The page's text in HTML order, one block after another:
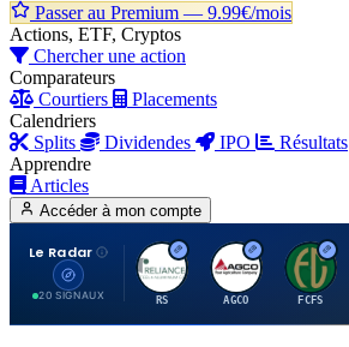
Passer au Premium — 9.99€/mois
Actions, ETF, Cryptos
Chercher une action
Comparateurs
Courtiers
Placements
Calendriers
Splits
Dividendes IPO
Résultats
Apprendre
Articles
Accéder à mon compte
Le Radar
20 SIGNAUX
R
RS
A
AGCO
F
FCFS